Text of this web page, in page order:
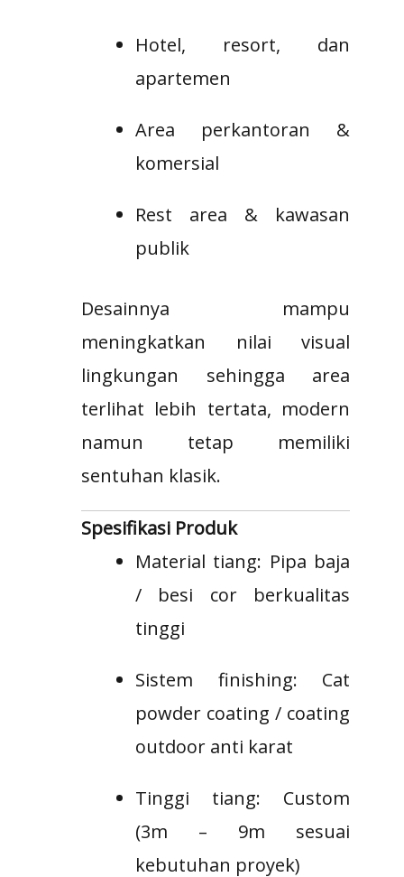
Hotel, resort, dan
apartemen
Area perkantoran &
komersial
Rest area & kawasan
publik
Desainnya mampu
meningkatkan nilai visual
lingkungan sehingga area
terlihat lebih tertata, modern
namun tetap memiliki
sentuhan klasik.
Spesifikasi Produk
Material tiang: Pipa baja
/ besi cor berkualitas
tinggi
Sistem finishing: Cat
powder coating / coating
outdoor anti karat
Tinggi tiang: Custom
(3m – 9m sesuai
kebutuhan proyek)